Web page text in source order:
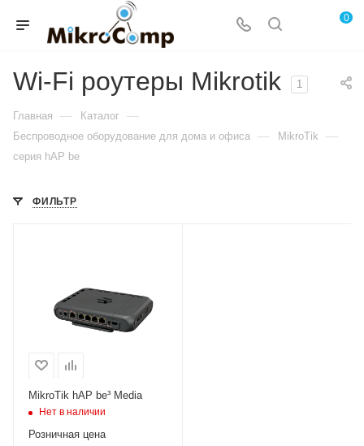
0
Wi-Fi роутеры Mikrotik 1
Главная — Каталог —
Беспроводное оборудование для дома и офиса — MikroTik —
серия hAP be
ФИЛЬТР
5x2.5Gigabit
Wi-Fi интерфейсы
MIMO2x2 + 5 ГГц
MikroTik hAP be³ Media
Нет в наличии
Розничная цена